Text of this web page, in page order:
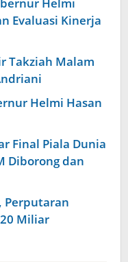
Helmi
Evaluasi Kinerja
Takziah Malam
Helmi Hasan
Final Piala Dunia
Diborong dan
Perputaran
Miliar